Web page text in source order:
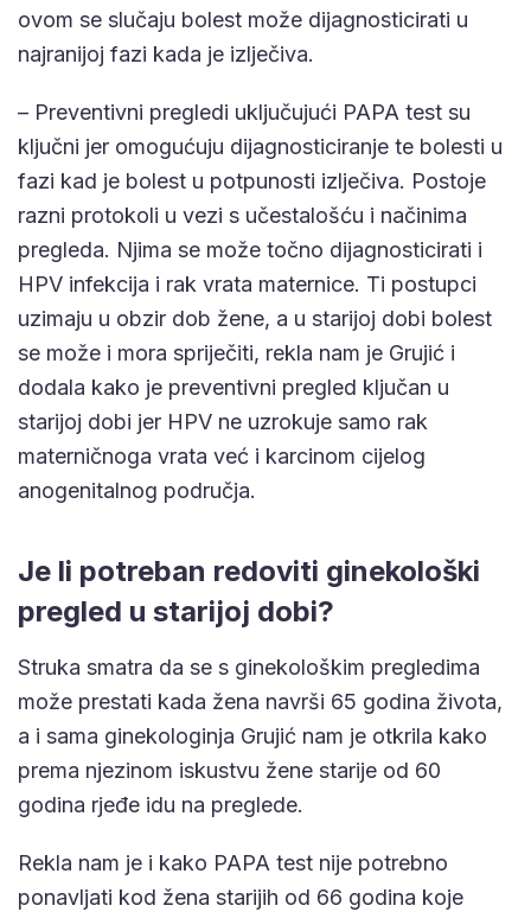
ovom se slučaju bolest može dijagnosticirati u
najranijoj fazi kada je izlječiva.
– Preventivni pregledi uključujući PAPA test su
ključni jer omogućuju dijagnosticiranje te bolesti u
fazi kad je bolest u potpunosti izlječiva. Postoje
razni protokoli u vezi s učestalošću i načinima
pregleda. Njima se može točno dijagnosticirati i
HPV infekcija i rak vrata maternice. Ti postupci
uzimaju u obzir dob žene, a u starijoj dobi bolest
se može i mora spriječiti, rekla nam je Grujić i
dodala kako je preventivni pregled ključan u
starijoj dobi jer HPV ne uzrokuje samo rak
materničnoga vrata već i karcinom cijelog
anogenitalnog područja.
Je li potreban redoviti ginekološki
pregled u starijoj dobi?
Struka smatra da se s ginekološkim pregledima
može prestati kada žena navrši 65 godina života,
a i sama ginekologinja Grujić nam je otkrila kako
prema njezinom iskustvu žene starije od 60
godina rjeđe idu na preglede.
Rekla nam je i kako PAPA test nije potrebno
ponavljati kod žena starijih od 66 godina koje